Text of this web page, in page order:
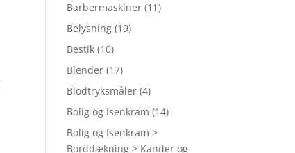
Barbermaskiner (11)
Belysning (19)
Bestik (10)
Blender (17)
Blodtryksmåler (4)
Bolig og Isenkram (14)
Bolig og Isenkram >
Borddækning > Kander og